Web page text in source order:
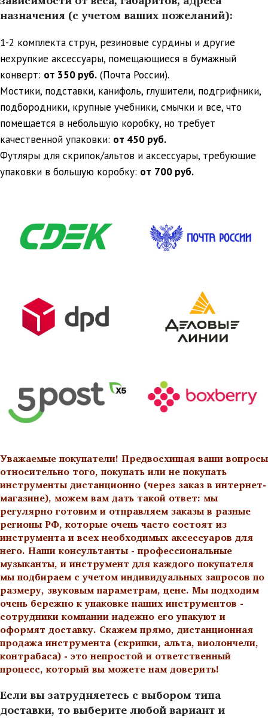
назначения (с учетом ваших пожеланий):
1-2 комплекта струн, резиновые сурдины и другие
нехрупкие аксессуары, помещающиеся в бумажный
конверт: от 350 руб. (Почта России).
Мостики, подставки, канифоль, глушители, подгрифники,
подбородники, крупные учебники, смычки и все, что
помещается в небольшую коробку, но требует
качественной упаковки: от 450 руб.
Футляры для скрипок/альтов и аксессуары, требующие
упаковки в большую коробку: от 700 руб.
Уважаемые покупатели! Предвосхищая ваши вопросы
относительно того, покупать или не покупать
инструменты дистанционно (через заказ в интернет-
магазине), можем вам дать такой ответ: мы
регулярно готовим и отправляем заказы в разные
регионы РФ, которые очень часто состоят из
инструмента и всех необходимых аксессуаров для
него. Наши консультанты - профессиональные
музыканты, и инструмент для каждого покупателя
мы подбираем с учетом индивидуальных запросов по
размеру, звуковым параметрам, цене. Мы подходим
очень бережно к упаковке наших инструментов -
сотрудники компании надежно его упакуют и
оформят доставку. Скажем прямо, дистанционная
продажа инструмента (скрипки, альта, виолончели,
контрабаса) - это непростой и ответственный
процесс, который вы можете нам доверить!
Если вы затрудняетесь с выбором типа
доставки, то выберите любой вариант и